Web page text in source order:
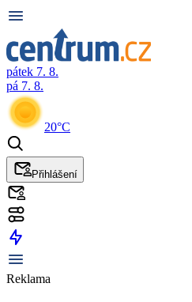
pátek 7. 8.
pá 7. 8.
20°C
Přihlášení
Reklama